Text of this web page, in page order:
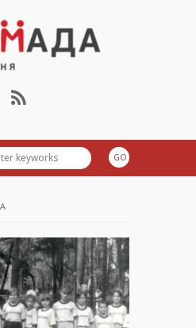
Приірпіння